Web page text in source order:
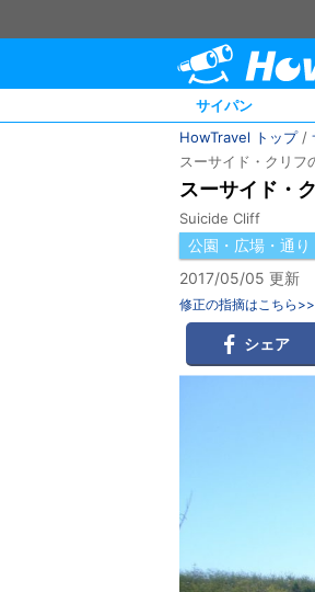
サイパン
HowTravel トップ/
スーサイド・クリフ
スーサイド・
Suicide Cliff
公園・広場・通り
2017/05/05 更新
修正の指摘はこちら>>
シェア